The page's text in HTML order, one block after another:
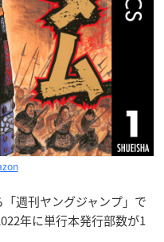
週刊ヤングジャンプ」で
年に単行本発行部数が1